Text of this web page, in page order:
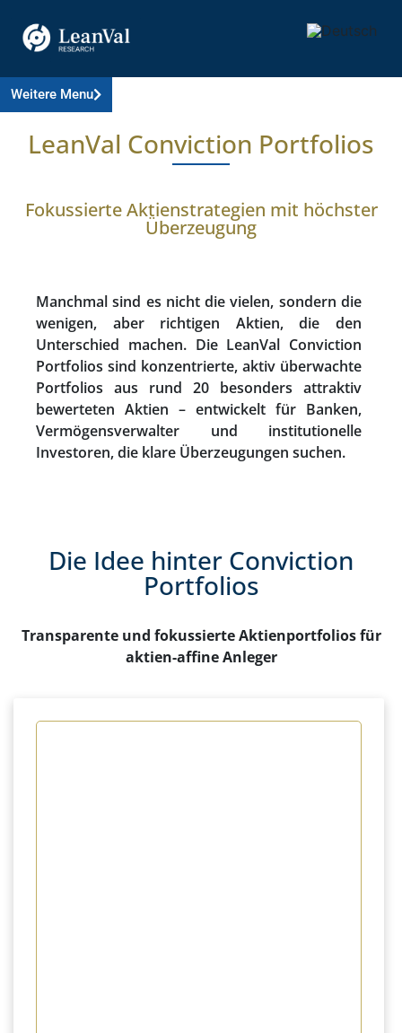
Weitere Menu
LeanVal Conviction Portfolios
Fokussierte Aktienstrategien mit höchster
Überzeugung
Manchmal sind es nicht die vielen, sondern die
wenigen, aber richtigen Aktien, die den
Unterschied machen. Die LeanVal Conviction
Portfolios sind konzentrierte, aktiv überwachte
Portfolios aus rund 20 besonders attraktiv
bewerteten Aktien – entwickelt für Banken,
Vermögensverwalter und institutionelle
Investoren, die klare Überzeugungen suchen.
Die Idee hinter Conviction
Portfolios
Transparente und fokussierte Aktienportfolios für
aktien-affine Anleger